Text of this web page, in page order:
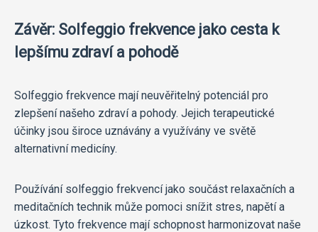
Závěr: Solfeggio frekvence jako cesta k
lepšímu zdraví a pohodě
Solfeggio frekvence mají neuvěřitelný potenciál pro
zlepšení našeho zdraví a pohody. Jejich terapeutické
účinky jsou široce uznávány a využívány ve světě
alternativní medicíny.
Používání solfeggio frekvencí jako součást relaxačních a
meditačních technik může pomoci snížit stres, napětí a
úzkost. Tyto frekvence mají schopnost harmonizovat naše